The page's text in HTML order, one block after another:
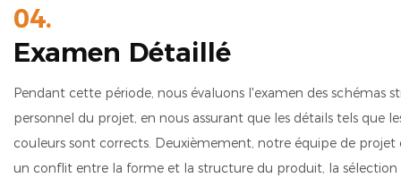
04.
Examen Détaillé
Pendant cette période, nous évaluons l'examen des schémas
personnel du projet, en nous assurant que les détails tels que
couleurs sont corrects. Deuxièmement, notre équipe de projet
un conflit entre la forme et la structure du produit, la sélection